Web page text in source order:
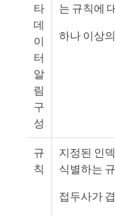
타
데
이
터
알
림
구
성
는 규칙에
하나 이상
규
칙
지정된 인
식별하는
접두사가